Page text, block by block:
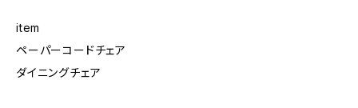
item
ペーパーコードチェア
ダイニングチェア